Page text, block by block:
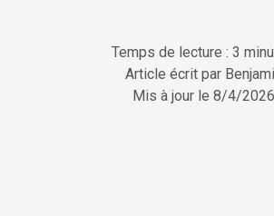
Temps de lecture : 3
Article écrit par
Mis à jour le 8/4/2026